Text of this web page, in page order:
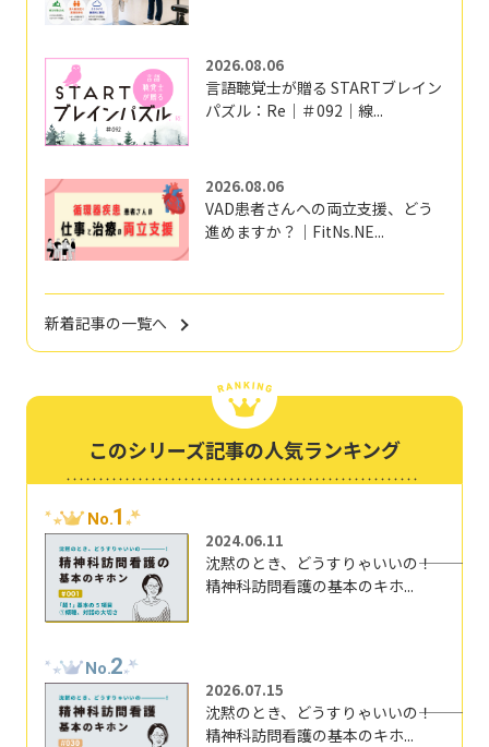
2026.08.06
言語聴覚士が贈る STARTブレイン
パズル：Re｜＃092｜線...
2026.08.06
VAD患者さんへの両立支援、どう
進めますか？｜FitNs.NE...
新着記事の一覧へ
このシリーズ記事の人気ランキング
No.1
2024.06.11
沈黙のとき、どうすりゃいいの―――！
精神科訪問看護の基本のキホ...
No.2
2026.07.15
沈黙のとき、どうすりゃいいの―――！
精神科訪問看護の基本のキホ...